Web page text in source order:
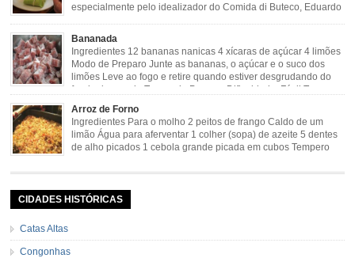
especialmente pelo idealizador do Comida di Buteco, Eduardo
cebola picadinha 100gr de mandioca crua ralada e espremida 1 colher café
de manteiga 35ml de leite Palha de milho verde 1 […]
Bananada
Ingredientes 12 bananas nanicas 4 xícaras de açúcar 4 limões
Modo de Preparo Junte as bananas, o açúcar e o suco dos
limões Leve ao fogo e retire quando estiver desgrudando do
fundo da panela Tempo de Preparo Dificuldade: Fácil Tempo
de Preparo: 40 minutos http://eusoumineirouaiso.com.br/culinaria-
mineira/bananada#tempo-de-preparo
Arroz de Forno
Ingredientes Para o molho 2 peitos de frango Caldo de um
limão Água para aferventar 1 colher (sopa) de azeite 5 dentes
de alho picados 1 cebola grande picada em cubos Tempero
pele e sem sementes 1 pitada de noz moscada Salsa e cebolinha Pimenta
CIDADES HISTÓRICAS
Catas Altas
Congonhas